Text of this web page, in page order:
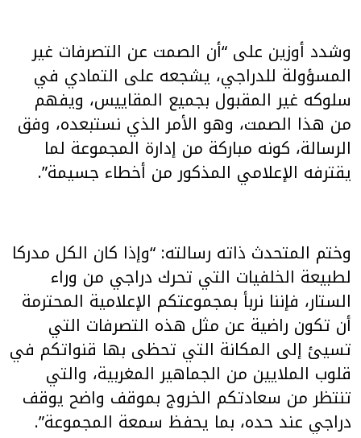
وشدد أوزين على “أن الصمت عن التصرفات غير
المسؤولة للدراجي، يشجعه على التمادي في
سلوكه غير المقبول بجميع المقاييس، ويفهم
من هذا الصمت، وهو الأمر الذي نستبعده، وفق
الرسالة، كونه مباركة من إدارة المجموعة لما
يقترفه الإعلامي المذكور من أخطاء جسيمة”.
وختم المتحدث ذاته رسالته: “وإذا كان الكل مدركا
لطبيعة الخلفيات التي تحرك دراجي من وراء
الستار، فإننا نربأ بمجموعتكم الإعلامية المحترمة
أن تكون راضية عن مثل هذه التصرفات التي
تسيئ إلى المكانة التي تحظى بها قنواتكم في
قلوب الملايين من الجماهير المغربية، والتي
تنتظر من سعادتكم الخروج بموقف واضح يوقف
دراجي عند حده، بما يحفظ سمعة المجموعة”.